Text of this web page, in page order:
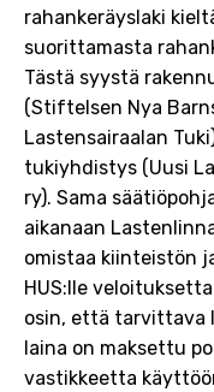
rahankeräyslaki
suorittamasta
Tästä syystä
(Stiftelsen Nya
Lastensairaalan
tukiyhdistys (Uusi
ry). Sama
aikanaan
omistaa kiinteistön
HUS:lle
osin, että tarvittava
laina on maksettu
vastikkeetta